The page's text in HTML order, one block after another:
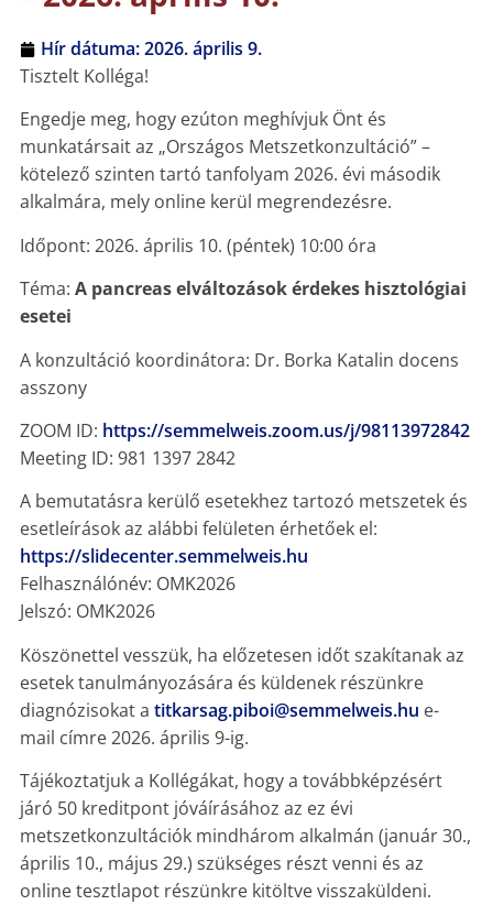
Hír dátuma:2026. április 9.
Tisztelt Kolléga!
Engedje meg, hogy ezúton meghívjuk Önt és
munkatársait az „Országos Metszetkonzultáció” –
kötelező szinten tartó tanfolyam 2026. évi második
alkalmára, mely online kerül megrendezésre.
Időpont: 2026. április 10. (péntek) 10:00 óra
Téma: A pancreas elváltozások érdekes hisztológiai
esetei
A konzultáció koordinátora: Dr. Borka Katalin docens
asszony
ZOOM ID: https://semmelweis.zoom.us/j/98113972842
Meeting ID: 981 1397 2842
A bemutatásra kerülő esetekhez tartozó metszetek és
esetleírások az alábbi felületen érhetőek el:
https://slidecenter.semmelweis.hu
Felhasználónév: OMK2026
Jelszó: OMK2026
Köszönettel vesszük, ha előzetesen időt szakítanak az
esetek tanulmányozására és küldenek részünkre
diagnózisokat a titkarsag.piboi@semmelweis.hu e-
mail címre 2026. április 9-ig.
Tájékoztatjuk a Kollégákat, hogy a továbbképzésért
járó 50 kreditpont jóváírásához az ez évi
metszetkonzultációk mindhárom alkalmán (január 30.,
április 10., május 29.) szükséges részt venni és az
online tesztlapot részünkre kitöltve visszaküldeni.